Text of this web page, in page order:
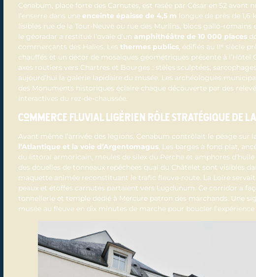
Cenabum, place forte des Carnutes, est rasée par César en 52 avant
l’enserre dans une enceinte épaisse de 4,5 m longue de près de
lisibles rue de la Tour-Neuve ou rue des Murlins, blocs gallo-romains
le géoradar a restitué l’ovale d’un amphithéâtre de 10 000 places
commerçants des Halles. Les thermes publics, édifiés au IIᵉ siècle
chauffés et un décor de mosaïques géométriques présenté à l’Hôtel
axes routiers vers Chartres et Bourges : stèles sculptées,
aujourd’hui la galerie lapidaire du musée. Les archéologues
des Monuments historiques éclaire chaque découverte par des
interactives du rez-de-chaussée.
Commerce fluvial ligérien rôle stratégique de
Avant même l’arrivée des légions, Cenabum contrôlait le péage sur
l’Atlantique et la voie d’Argentomagus. Les barges à fond plat,
du littoral armoricain, meules de silex du Perche et amphores
des douelles de tonneaux repêchées quai du Châtelet sont visibles
maquette animée reconstituant le trafic fleuve-route. La Loire servait
peaux et étoffes carnutes partaient vers Lugdunum. Ce corridor a
tonnellerie et temple dédié à Mercure patron des marchands. Une
musée au fleuve en dix minutes de marche pour boucler